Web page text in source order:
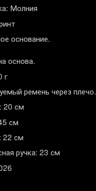
Молния
основание.
основа.
г
ремень через плечо.
20 см
см
22 см
ручка: 23 см